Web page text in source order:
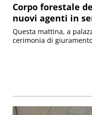
Corpo forestale
nuovi agenti in
Questa mattina, a
cerimonia di